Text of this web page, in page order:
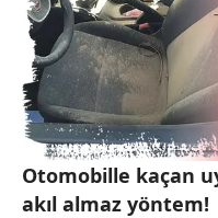
Otomobille kaçan
akıl almaz yöntem!